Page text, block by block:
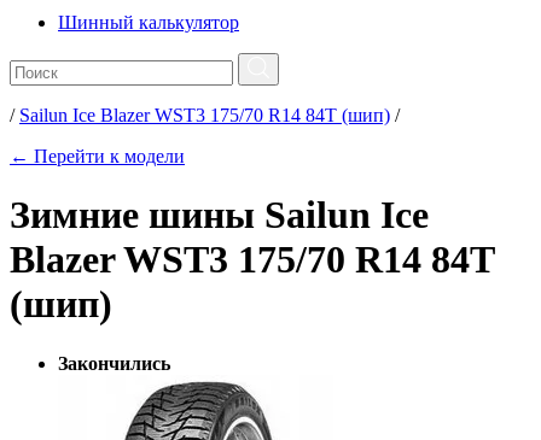
Шинный калькулятор
/ Sailun Ice Blazer WST3 175/70 R14 84T (шип) /
← Перейти к модели
Зимние шины Sailun Ice
Blazer WST3 175/70 R14 84T
(шип)
Закончились